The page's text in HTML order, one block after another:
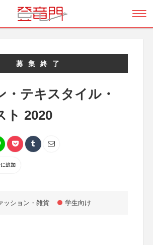
募集終了
・テキスタイル・
ト 2020
追加
ッション・雑貨 学生向け